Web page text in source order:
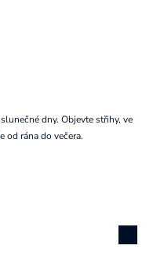
dny. Objevte střihy, ve
od rána do večera.